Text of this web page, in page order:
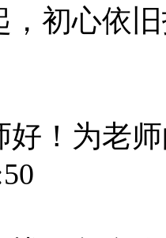
，初心依
好！为老